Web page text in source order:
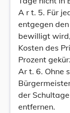
A r t. 5. Für
entgegen
bewilligt
Kosten des
Prozent
Ar t. 6. Ohne
der
entfernen.